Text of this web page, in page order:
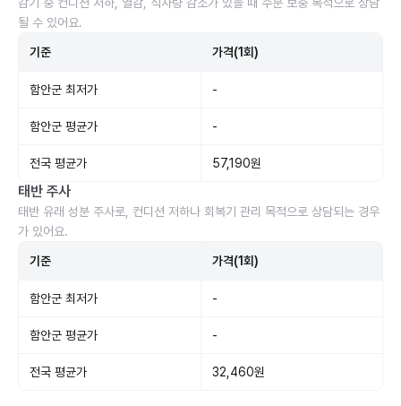
될 수 있어요.
기준 가격(1회)
함안군 최저가 -
함안군 평균가 -
전국 평균가 57,190원
태반 주사
태반 유래 성분 주사로, 컨디션 저하나 회복기 관리 목적으로 상담되는 경우
가 있어요.
기준 가격(1회)
함안군 최저가 -
함안군 평균가 -
전국 평균가 32,460원